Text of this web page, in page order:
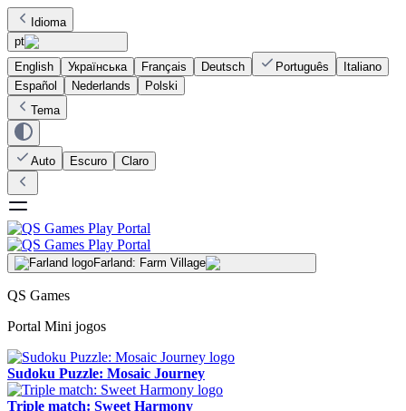
Idioma
pt
English
Українська Français Deutsch Português
Italiano
Español
Nederlands
Polski
Tema
Auto Escuro Claro
Farland: Farm Village
QS Games
Portal Mini jogos
Sudoku Puzzle: Mosaic Journey
Triple match: Sweet Harmony